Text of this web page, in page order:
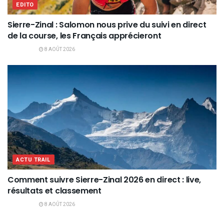
EDITO
Sierre-Zinal : Salomon nous prive du suivi en direct
de la course, les Français apprécieront
8 AOÛT 2026
ACTU TRAIL
Comment suivre Sierre-Zinal 2026 en direct : live,
résultats et classement
8 AOÛT 2026